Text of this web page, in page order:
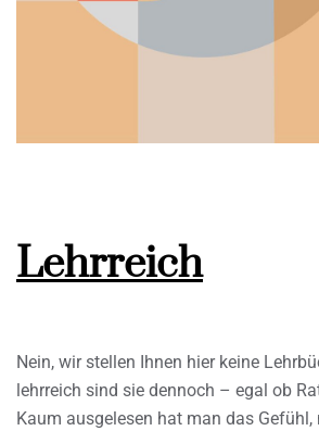
Lehrreich
Nein, wir stellen Ihnen hier keine
lehrreich sind sie dennoch – egal ob
Kaum ausgelesen hat man das Gefühl,